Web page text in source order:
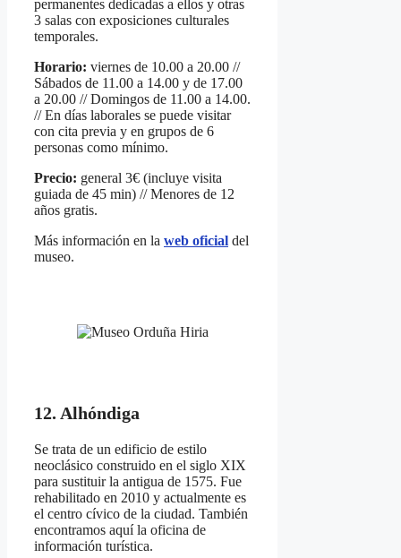
permanentes dedicadas a ellos y otras
3 salas con exposiciones culturales
temporales.
Horario: viernes de 10.00 a 20.00 //
Sábados de 11.00 a 14.00 y de 17.00
a 20.00 // Domingos de 11.00 a 14.00.
// En días laborales se puede visitar
con cita previa y en grupos de 6
personas como mínimo.
Precio: general 3€ (incluye visita
guiada de 45 min) // Menores de 12
años gratis.
Más información en la web oficial del
museo.
12. Alhóndiga
Se trata de un edificio de estilo
neoclásico construido en el siglo XIX
para sustituir la antigua de 1575. Fue
rehabilitado en 2010 y actualmente es
el centro cívico de la ciudad. También
encontramos aquí la oficina de
información turística.